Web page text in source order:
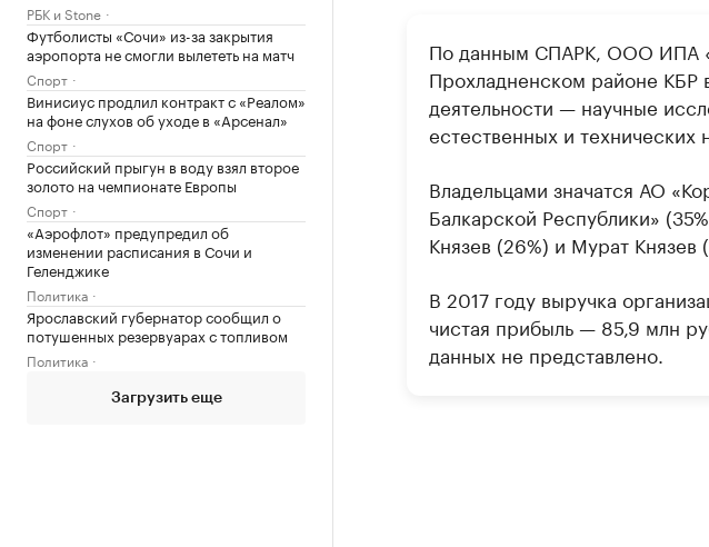
РБК и Stone
Футболисты «Сочи» из-за закрытия
аэропорта не смогли вылететь на матч
Спорт
Винисиус продлил контракт с «Реалом»
на фоне слухов об уходе в «Арсенал»
Спорт
Российский прыгун в воду взял второе
золото на чемпионате Европы
Спорт
«Аэрофлот» предупредил об
изменении расписания в Сочи и
Геленджике
Политика
Ярославский губернатор сообщил о
потушенных резервуарах с топливом
Политика
Загрузить еще
По данным СПАРК, ООО ИПА
Прохладненском районе КБР
деятельности — научные
естественных и технических
Владельцами значатся АО
Балкарской Республики»
Князев (26%) и Мурат Князев
В 2017 году выручка
чистая прибыль — 85,9 млн
данных не представлено.